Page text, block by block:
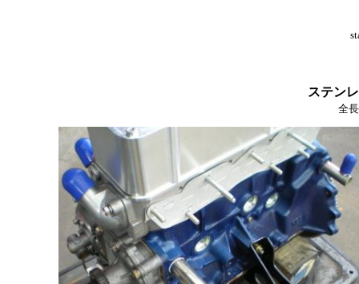
ステン
全